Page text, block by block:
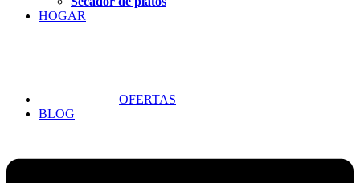
HOGAR
OFERTAS
BLOG